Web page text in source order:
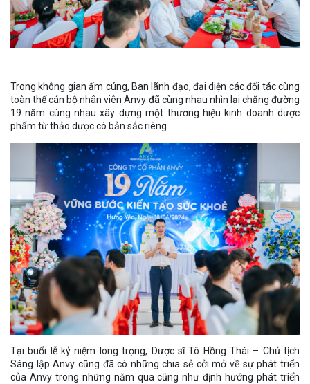
Trong không gian ấm cúng, Ban lãnh đạo, đại diện các đối tác cùng
toàn thể cán bộ nhân viên Anvy đã cùng nhau nhìn lại chặng đường
19 năm cùng nhau xây dựng một thương hiệu kinh doanh dược
phẩm từ thảo dược có bản sắc riêng.
Tại buổi lễ kỷ niệm long trọng, Dược sĩ Tô Hồng Thái – Chủ tịch
Sáng lập Anvy cũng đã có những chia sẻ cởi mở về sự phát triển
của Anvy trong những năm qua cũng như định hướng phát triển